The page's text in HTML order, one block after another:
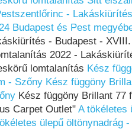
-
Budapest és Pest
- Budapest -
2022 -
lomtalanítás Kész
- Szőny Kész függöny
Kész függöny Brillant 77
Carpet Outlet" A tökéletes
ülepű öltönynadrág